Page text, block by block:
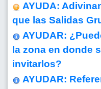
AYUDA:
que las Salidas
AYUDAR:
la zona en donde
invitarlos?
AYUDAR: